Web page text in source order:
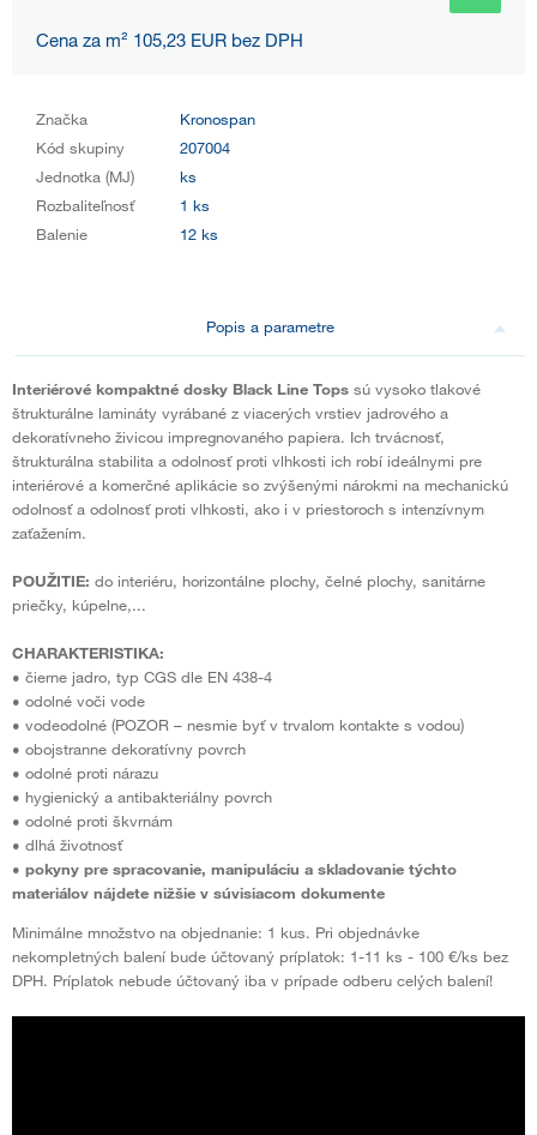
Cena za m² 105,23 EUR bez DPH
Značka
Kronospan
Kód skupiny
207004
Jednotka (MJ)
ks
Rozbaliteľnosť
1 ks
Balenie
12 ks
Popis a parametre
Interiérové kompaktné dosky Black Line Tops sú vysoko tlakové
štrukturálne lamináty vyrábané z viacerých vrstiev jadrového a
dekoratívneho živicou impregnovaného papiera. Ich trvácnosť,
štrukturálna stabilita a odolnosť proti vlhkosti ich robí ideálnymi pre
interiérové a komerčné aplikácie so zvýšenými nárokmi na mechanickú
odolnosť a odolnosť proti vlhkosti, ako i v priestoroch s intenzívnym
zaťažením.
POUŽITIE: do interiéru, horizontálne plochy, čelné plochy, sanitárne
priečky, kúpelne,...
CHARAKTERISTIKA:
• čierne jadro, typ CGS dle EN 438-4
• odolné voči vode
• vodeodolné (POZOR – nesmie byť v trvalom kontakte s vodou)
• obojstranne dekoratívny povrch
• odolné proti nárazu
• hygienický a antibakteriálny povrch
• odolné proti škvrnám
• dlhá životnosť
• pokyny pre spracovanie, manipuláciu a skladovanie týchto
materiálov nájdete nižšie v súvisiacom dokumente
Minimálne množstvo na objednanie: 1 kus. Pri objednávke
nekompletných balení bude účtovaný príplatok: 1-11 ks - 100 €/ks bez
DPH. Príplatok nebude účtovaný iba v prípade odberu celých balení!